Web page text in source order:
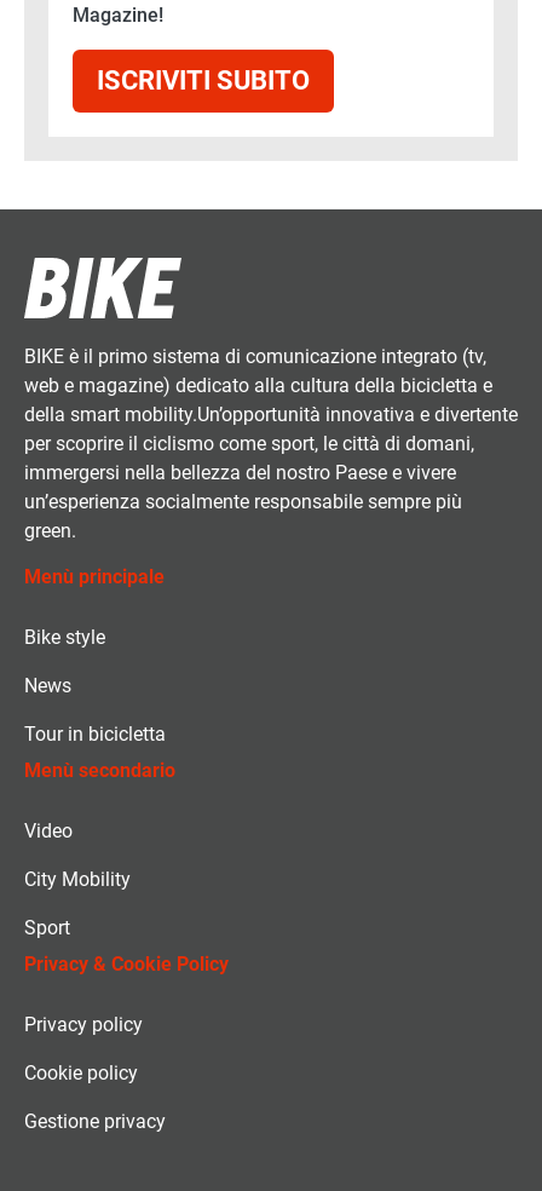
Magazine!
ISCRIVITI SUBITO
BIKE è il primo sistema di comunicazione integrato (tv,
web e magazine) dedicato alla cultura della bicicletta e
della smart mobility.Un’opportunità innovativa e divertente
per scoprire il ciclismo come sport, le città di domani,
immergersi nella bellezza del nostro Paese e vivere
un’esperienza socialmente responsabile sempre più
green.
Menù principale
Bike style
News
Tour in bicicletta
Menù secondario
Video
City Mobility
Sport
Privacy & Cookie Policy
Privacy policy
Cookie policy
Gestione privacy